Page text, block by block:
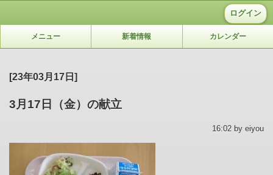
ログイン
メニュー 新着情報 カレンダー
[23年03月17日]
3月17日（金）の献立
16:02 by eiyou